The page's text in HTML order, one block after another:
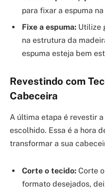
para fixar a espuma
Fixe a espuma: Utilize
na estrutura da
espuma esteja bem
Revestindo com
Cabeceira
A última etapa é revestir
escolhido. Essa é a hora
transformar a sua
Corte o tecido: Corte
formato desejados,